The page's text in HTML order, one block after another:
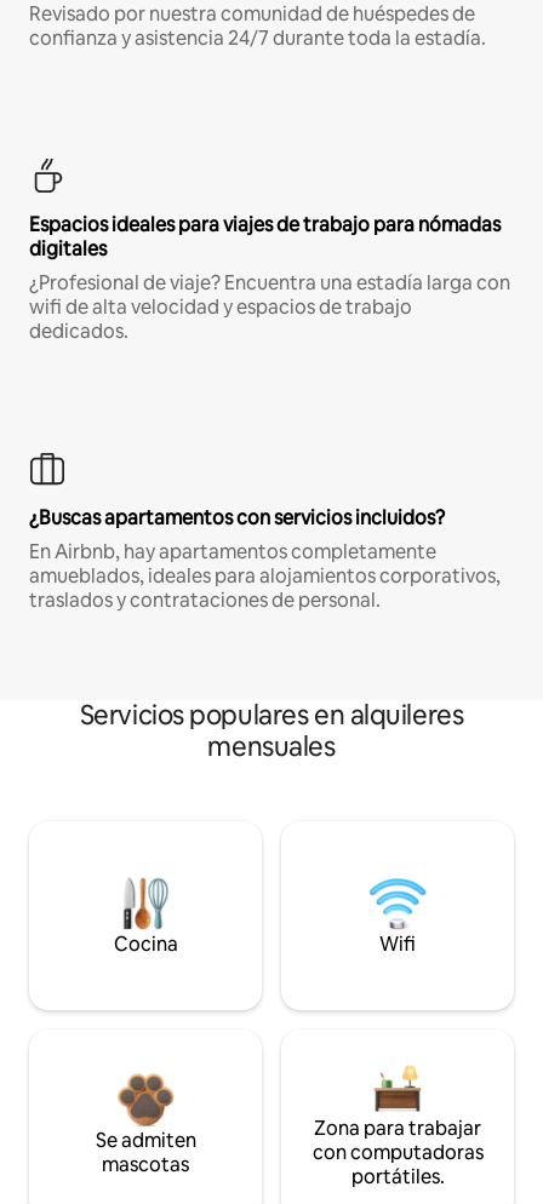
Revisado por nuestra comunidad de huéspedes de
confianza y asistencia 24/7 durante toda la estadía.
Espacios ideales para viajes de trabajo para nómadas
digitales
¿Profesional de viaje? Encuentra una estadía larga con
wifi de alta velocidad y espacios de trabajo
dedicados.
¿Buscas apartamentos con servicios incluidos?
En Airbnb, hay apartamentos completamente
amueblados, ideales para alojamientos corporativos,
traslados y contrataciones de personal.
Servicios populares en alquileres
mensuales
Cocina Wifi
Se admiten
mascotas
Zona para trabajar
con computadoras
portátiles.